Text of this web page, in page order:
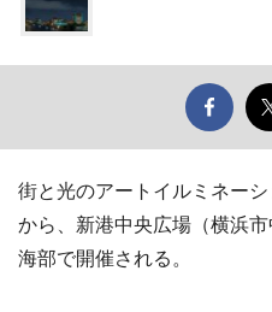
街と光のアートイルミネー
から、新港中央広場（横浜
海部で開催される。